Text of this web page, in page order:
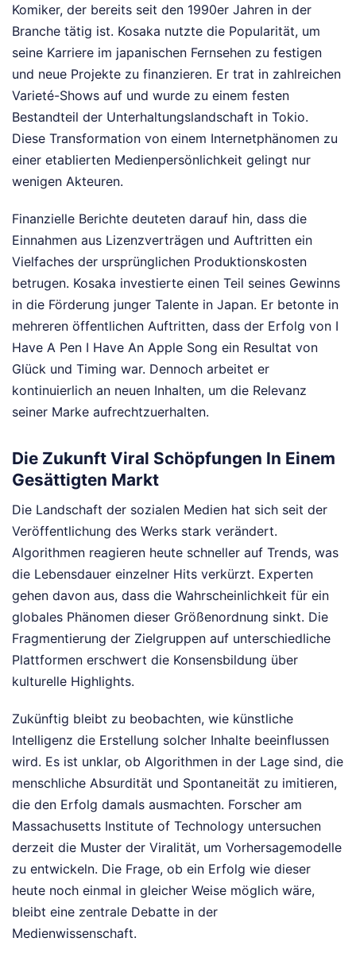
Komiker, der bereits seit den 1990er Jahren in der
Branche tätig ist. Kosaka nutzte die Popularität, um
seine Karriere im japanischen Fernsehen zu festigen
und neue Projekte zu finanzieren. Er trat in zahlreichen
Varieté-Shows auf und wurde zu einem festen
Bestandteil der Unterhaltungslandschaft in Tokio.
Diese Transformation von einem Internetphänomen zu
einer etablierten Medienpersönlichkeit gelingt nur
wenigen Akteuren.
Finanzielle Berichte deuteten darauf hin, dass die
Einnahmen aus Lizenzverträgen und Auftritten ein
Vielfaches der ursprünglichen Produktionskosten
betrugen. Kosaka investierte einen Teil seines Gewinns
in die Förderung junger Talente in Japan. Er betonte in
mehreren öffentlichen Auftritten, dass der Erfolg von I
Have A Pen I Have An Apple Song ein Resultat von
Glück und Timing war. Dennoch arbeitet er
kontinuierlich an neuen Inhalten, um die Relevanz
seiner Marke aufrechtzuerhalten.
Die Zukunft Viral Schöpfungen In Einem
Gesättigten Markt
Die Landschaft der sozialen Medien hat sich seit der
Veröffentlichung des Werks stark verändert.
Algorithmen reagieren heute schneller auf Trends, was
die Lebensdauer einzelner Hits verkürzt. Experten
gehen davon aus, dass die Wahrscheinlichkeit für ein
globales Phänomen dieser Größenordnung sinkt. Die
Fragmentierung der Zielgruppen auf unterschiedliche
Plattformen erschwert die Konsensbildung über
kulturelle Highlights.
Zukünftig bleibt zu beobachten, wie künstliche
Intelligenz die Erstellung solcher Inhalte beeinflussen
wird. Es ist unklar, ob Algorithmen in der Lage sind, die
menschliche Absurdität und Spontaneität zu imitieren,
die den Erfolg damals ausmachten. Forscher am
Massachusetts Institute of Technology untersuchen
derzeit die Muster der Viralität, um Vorhersagemodelle
zu entwickeln. Die Frage, ob ein Erfolg wie dieser
heute noch einmal in gleicher Weise möglich wäre,
bleibt eine zentrale Debatte in der
Medienwissenschaft.